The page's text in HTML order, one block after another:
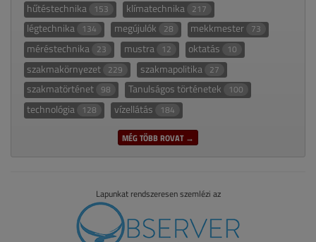
hűtéstechnika 153 klímatechnika 217
légtechnika 134 megújulók 28 mekkmester 73
méréstechnika 23 mustra 12 oktatás 10
szakmakörnyezet 229 szakmapolitika 27
szakmatörténet 98 Tanulságos történetek 100
technológia 128 vízellátás 184
MÉG TÖBB ROVAT →
Lapunkat rendszeresen szemlézi az